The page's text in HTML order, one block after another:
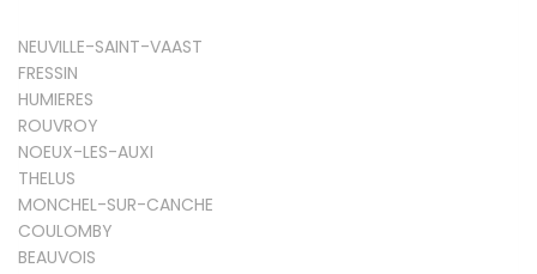
NEUVILLE-SAINT-VAAST
FRESSIN
HUMIERES
ROUVROY
NOEUX-LES-AUXI
THELUS
MONCHEL-SUR-CANCHE
COULOMBY
BEAUVOIS